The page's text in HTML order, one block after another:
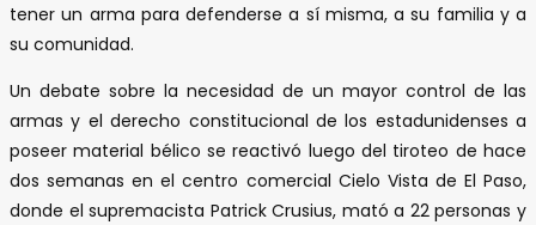
tener un arma para defenderse a sí misma, a su familia y a
su comunidad.
Un debate sobre la necesidad de un mayor control de las
armas y el derecho constitucional de los estadunidenses a
poseer material bélico se reactivó luego del tiroteo de hace
dos semanas en el centro comercial Cielo Vista de El Paso,
donde el supremacista Patrick Crusius, mató a 22 personas y